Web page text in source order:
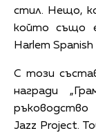
стил. Нещо,
който също
Harlem
С този
награди
Jazz Project.